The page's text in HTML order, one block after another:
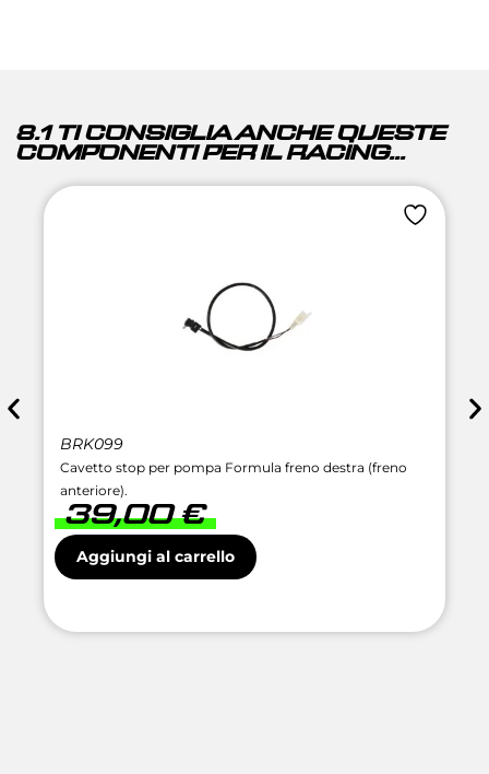
8.1 TI CONSIGLIA ANCHE QUESTE
COMPONENTI PER IL RACING...
BRK099
Cavetto stop per pompa Formula freno destra (freno
anteriore).
39,00€
Aggiungi al carrello